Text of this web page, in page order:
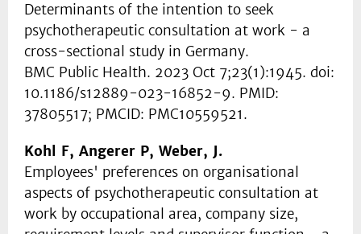
Determinants of the intention to seek
psychotherapeutic consultation at work - a
cross-sectional study in Germany.
BMC Public Health. 2023 Oct 7;23(1):1945. doi:
10.1186/s12889-023-16852-9. PMID:
37805517; PMCID: PMC10559521.
Kohl F, Angerer P, Weber, J.
Employees' preferences on organisational
aspects of psychotherapeutic consultation at
work by occupational area, company size,